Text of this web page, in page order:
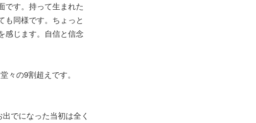
です。持って生まれた
も同様です。ちょっと
感じます。自信と信念
々の9割超えです。
でになった当初は全く